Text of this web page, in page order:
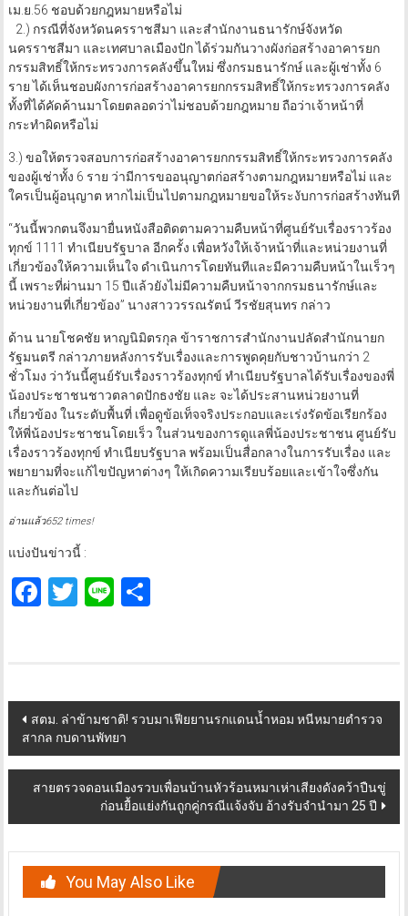
เม.ย.56 ชอบด้วยกฎหมายหรือไม่
2.) กรณีที่จังหวัดนครราชสีมา และสำนักงานธนารักษ์จังหวัด
นครราชสีมา และเทศบาลเมืองปัก ได้ร่วมกันวางผังก่อสร้างอาคารยก
กรรมสิทธิ์ให้กระทรวงการคลังขึ้นใหม่ ซึ่งกรมธนารักษ์ และผู้เช่าทั้ง 6
ราย ได้เห็นชอบผังการก่อสร้างอาคารยกกรรมสิทธิ์ให้กระทรวงการคลัง
ทั้งที่ได้คัดค้านมาโดยตลอดว่าไม่ชอบด้วยกฎหมาย ถือว่าเจ้าหน้าที่
กระทำผิดหรือไม่
3.) ขอให้ตรวจสอบการก่อสร้างอาคารยกกรรมสิทธิ์ให้กระทรวงการคลัง
ของผู้เช่าทั้ง 6 ราย ว่ามีการขออนุญาตก่อสร้างตามกฎหมายหรือไม่ และ
ใครเป็นผู้อนุญาต หากไม่เป็นไปตามกฎหมายขอให้ระงับการก่อสร้างทันที
“วันนี้พวกตนจึงมายื่นหนังสือติดตามความคืบหน้าที่ศูนย์รับเรื่องราวร้อง
ทุกข์ 1111 ทำเนียบรัฐบาล อีกครั้ง เพื่อหวังให้เจ้าหน้าที่และหน่วยงานที่
เกี่ยวข้องให้ความเห็นใจ ดำเนินการโดยทันทีและมีความคืบหน้าในเร็วๆ
นี้ เพราะที่ผ่านมา 15 ปีแล้วยังไม่มีความคืบหน้าจากกรมธนารักษ์และ
หน่วยงานที่เกี่ยวข้อง” นางสาววรรณรัตน์ วีรชัยสุนทร กล่าว
ด้าน นายโชคชัย หาญนิมิตรกุล ข้าราชการสำนักงานปลัดสำนักนายก
รัฐมนตรี กล่าวภายหลังการรับเรื่องและการพูดคุยกับชาวบ้านกว่า 2
ชั่วโมง ว่าวันนี้ศูนย์รับเรื่องราวร้องทุกข์ ทำเนียบรัฐบาลได้รับเรื่องของพี่
น้องประชาชนชาวตลาดปักธงชัย และ จะได้ประสานหน่วยงานที่
เกี่ยวข้อง ในระดับพื้นที่ เพื่อดูข้อเท็จจริงประกอบและเร่งรัดข้อเรียกร้อง
ให้พี่น้องประชาชนโดยเร็ว ในส่วนของการดูแลพี่น้องประชาชน ศูนย์รับ
เรื่องราวร้องทุกข์ ทำเนียบรัฐบาล พร้อมเป็นสื่อกลางในการรับเรื่อง และ
พยายามที่จะแก้ไขปัญหาต่างๆ ให้เกิดความเรียบร้อยและเข้าใจซึ่งกัน
และกันต่อไป
อ่านแล้ว652 times!
แบ่งปันข่าวนี้ :
Facebook
Twitter
LineShare
Post
navigation
สตม. ล่าข้ามชาติ! รวบมาเฟียยานรกแดนน้ำหอม หนีหมายตำรวจ
สากล กบดานพัทยา
สายตรวจดอนเมืองรวบเพื่อนบ้านหัวร้อนหมาเห่าเสียงดังคว้าปืนขู่
ก่อนยื้อแย่งกันถูกคู่กรณีแจ้งจับ อ้างรับจำนำมา 25 ปี
You May Also Like